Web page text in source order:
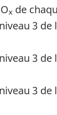
x de
3 de
3 de
3 de